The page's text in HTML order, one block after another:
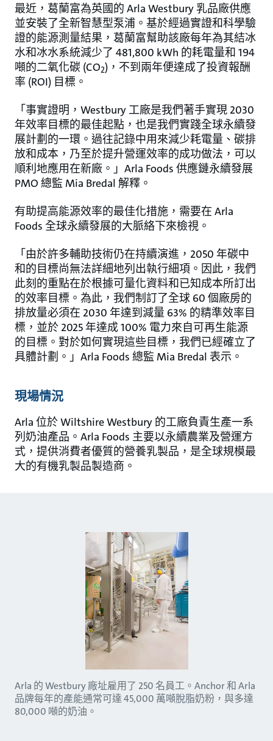
最近，葛蘭富為英國的 Arla Westbury 乳品廠供應
並安裝了全新智慧型泵浦。基於經過實證和科學驗
證的能源測量結果，葛蘭富幫助該廠每年為其結冰
水和冰水系統減少了 481,800 kWh 的耗電量和 194
噸的二氧化碳 (CO2)，不到兩年便達成了投資報酬
率 (ROI) 目標。
「事實證明，Westbury 工廠是我們著手實現 2030
年效率目標的最佳起點，也是我們實踐全球永續發
展計劃的一環。過往記錄中用來減少耗電量、碳排
放和成本，乃至於提升營運效率的成功做法，可以
順利地應用在新廠。」Arla Foods 供應鏈永續發展
PMO 總監 Mia Bredal 解釋。
有助提高能源效率的最佳化措施，需要在 Arla
Foods 全球永續發展的大脈絡下來檢視。
「由於許多輔助技術仍在持續演進，2050 年碳中
和的目標尚無法詳細地列出執行細項。因此，我們
此刻的重點在於根據可量化資料和已知成本所訂出
的效率目標。為此，我們制訂了全球 60 個廠房的
排放量必須在 2030 年達到減量 63% 的精準效率目
標，並於 2025 年達成 100% 電力來自可再生能源
的目標。對於如何實現這些目標，我們已經確立了
具體計劃。」Arla Foods 總監 Mia Bredal 表示。
現場情況
Arla 位於 Wiltshire Westbury 的工廠負責生產一系
列奶油產品。Arla Foods 主要以永續農業及營運方
式，提供消費者優質的營養乳製品，是全球規模最
大的有機乳製品製造商。
Arla 的 Westbury 廠址雇用了 250 名員工。Anchor 和 Arla
品牌每年的產能通常可達 45,000 萬噸脫脂奶粉，與多達
80,000 噸的奶油。